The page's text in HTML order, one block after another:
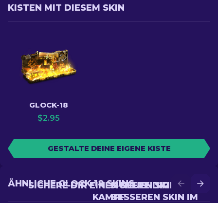
KISTEN MIT DIESEM SKIN
GLOCK-18
$2.95
GESTALTE DEINE EIGENE KISTE
SICHERE DIR EINEN
BESSEREN SKIN IM
SICHERE DIR EINEN NEUEN SKIN IM
KAMPF
ÄHNLICHE GLOCK-18 SKINS